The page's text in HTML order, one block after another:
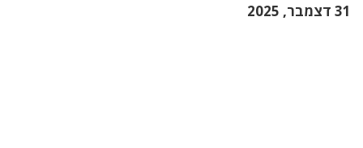
31 דצמבר, 2025